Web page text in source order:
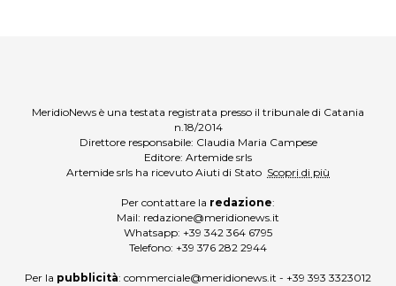
MeridioNews è una testata registrata presso il tribunale di Catania
n.18/2014
Direttore responsabile: Claudia Maria Campese
Editore: Artemide srls
Artemide srls ha ricevuto Aiuti di Stato Scopri di più
Per contattare la redazione:
Mail: redazione@meridionews.it
Whatsapp: +39 342 364 6795
Telefono: +39 376 282 2944
Per la pubblicità: commerciale@meridionews.it - +39 393 3323012